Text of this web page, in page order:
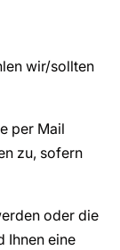
wir/sollten
per Mail
zu, sofern
oder die
Ihnen eine